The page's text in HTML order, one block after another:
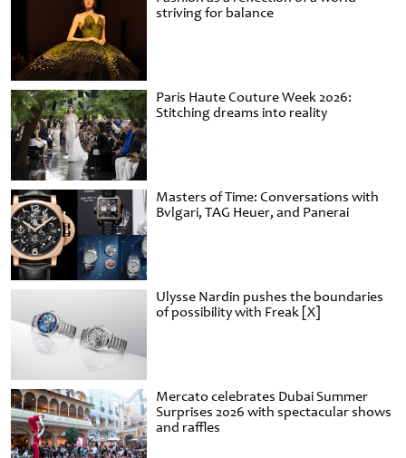
striving for balance
Paris Haute Couture Week 2026:
Stitching dreams into reality
Masters of Time: Conversations with
Bvlgari, TAG Heuer, and Panerai
Ulysse Nardin pushes the boundaries
of possibility with Freak [X]
Mercato celebrates Dubai Summer
Surprises 2026 with spectacular shows
and raffles